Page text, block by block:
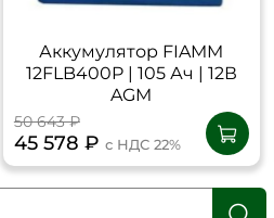
Аккумулятор FIAMM
12FLB400P | 105 Ач | 12В
AGM
50 643 ₽
45 578 ₽ с НДС 22%